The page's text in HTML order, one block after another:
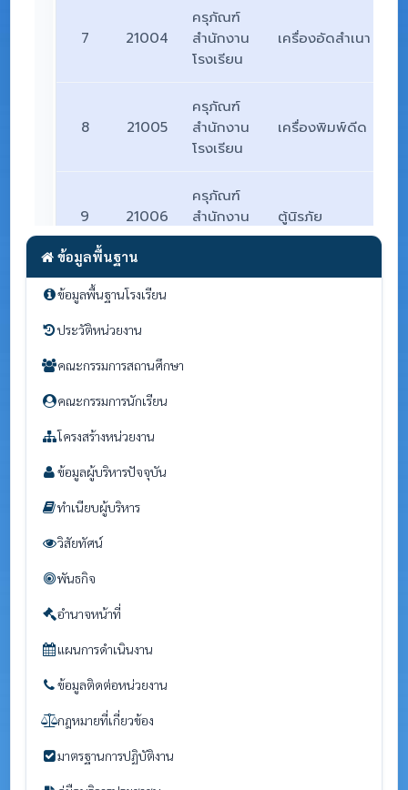
ข้อมูลพื้นฐาน
ข้อมูลพื้นฐานโรงเรียน
ประวัติหน่วยงาน
คณะกรรมการสถานศึกษา
คณะกรรมการนักเรียน
โครงสร้างหน่วยงาน
ข้อมูลผู้บริหารปัจจุบัน
ทำเนียบผู้บริหาร
วิสัยทัศน์
พันธกิจ
อำนาจหน้าที่
แผนการดำเนินงาน
ข้อมูลติดต่อหน่วยงาน
กฎหมายที่เกี่ยวข้อง
มาตรฐานการปฏิบัติงาน